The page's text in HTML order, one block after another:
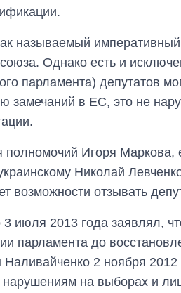
называемый
Однако есть и
парламента) депутатов
замечаний в ЕС, это не
Игоря Маркова,
Николай
возможности отзывать
июля 2013 года заявлял,
парламента до
2 ноября
на выборах и